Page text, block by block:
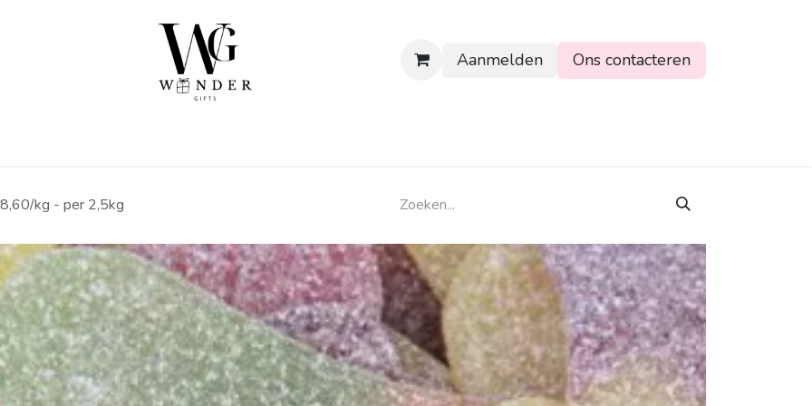
Aanmelden Ons contacteren
kg - per 2,5kg